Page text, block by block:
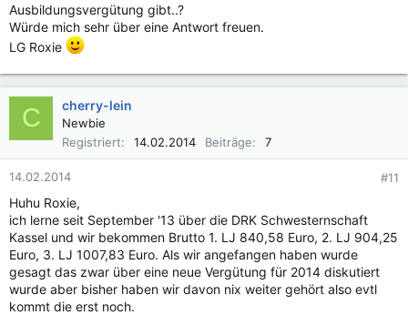
Ausbildungsvergütung gibt..?
Würde mich sehr über eine Antwort freuen.
LG Roxie
C cherry-lein
Newbie
Registriert
14.02.2014 Beiträge 7
14.02.2014 #11
Huhu Roxie,
ich lerne seit September '13 über die DRK Schwesternschaft
Kassel und wir bekommen Brutto 1. LJ 840,58 Euro, 2. LJ 904,25
Euro, 3. LJ 1007,83 Euro. Als wir angefangen haben wurde
gesagt das zwar über eine neue Vergütung für 2014 diskutiert
wurde aber bisher haben wir davon nix weiter gehört also evtl
kommt die erst noch.